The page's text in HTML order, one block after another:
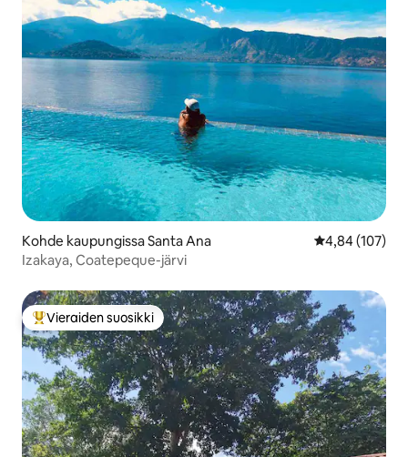
Kohde kaupungissa Santa Ana
4,84 (107)
Izakaya, Coatepeque-järvi
Vieraiden suosikkien parhaimmistoa
Vieraiden suosikki